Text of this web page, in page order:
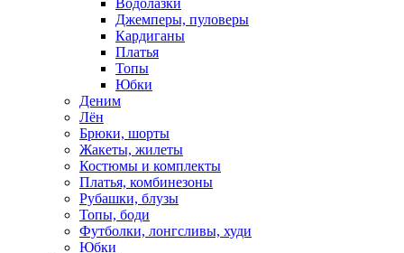
Водолазки
Джемперы, пуловеры
Кардиганы
Платья
Топы
Юбки
Деним
Лён
Брюки, шорты
Жакеты, жилеты
Костюмы и комплекты
Платья, комбинезоны
Рубашки, блузы
Топы, боди
Футболки, лонгсливы, худи
Юбки